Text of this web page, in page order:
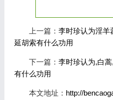
上一篇： 李时珍认为淫羊
延胡索有什么功用
下一篇： 李时珍认为,白
有什么功用
本文地址： http://